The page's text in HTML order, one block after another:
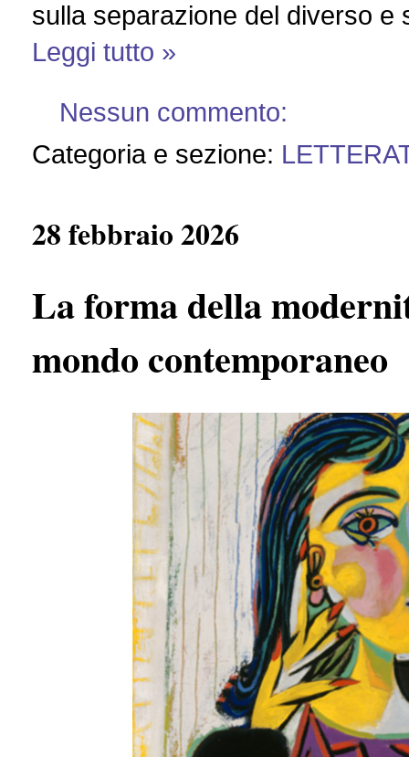
sulla separazione del diverso e
Leggi tutto »
Nessun commento:
Categoria e sezione:
28 febbraio 2026
La forma della
mondo contemporaneo